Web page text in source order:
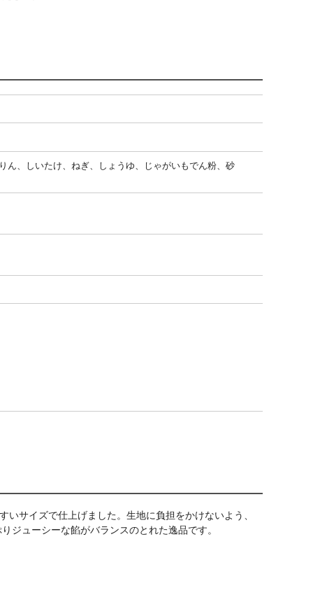
、しいたけ、ねぎ、しょうゆ、じゃがいもでん粉、砂
サイズで仕上げました。生地に負担をかけないよう、
ジューシーな餡がバランスのとれた逸品です。